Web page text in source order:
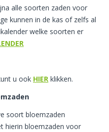
alle soorten zaden voor
kunnen in de kas of zelfs al
welke soorten er
u ook HIER klikken.
soort bloemzaden
hierin bloemzaden voor